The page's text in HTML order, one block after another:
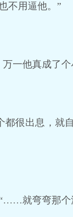
不用逼他。”
一他真成了个
很出息，就
就弯弯那个